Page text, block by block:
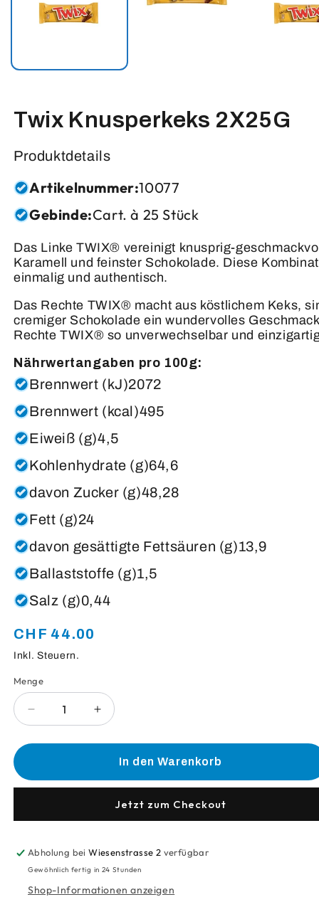
Twix Knusperkeks 2X25G
Produktdetails
Artikelnummer:10077
Gebinde:Cart. à 25 Stück
Das Linke TWIX® vereinigt knusprig-
Karamell und feinster Schokolade. Diese
einmalig und authentisch.
Das Rechte TWIX® macht aus köstlichem Keks,
cremiger Schokolade ein wundervolles
Rechte TWIX® so unverwechselbar und
Nährwertangaben pro 100g:
Brennwert (kJ)2072
Brennwert (kcal)495
Eiweiß (g)4,5
Kohlenhydrate (g)64,6
davon Zucker (g)48,28
Fett (g)24
davon gesättigte Fettsäuren (g)13,9
Ballaststoffe (g)1,5
Salz (g)0,44
Normaler
Preis
CHF 44.00
Inkl. Steuern.
Anzahl
Menge
Verringere
die
Menge
Knusperkeks
Erhöhe
die
Menge
Knusperkeks
2X25G
In den Warenkorb
Jetzt zum Checkout
Abholung beiWiesenstrasse 2 verfügbar
Gewöhnlich fertig in 24 Stunden
Shop-Informationen anzeigen